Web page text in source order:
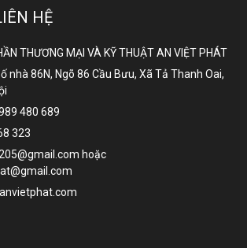
HỆ
THƯƠNG MẠI VÀ KỸ THUẬT AN VIỆT PHÁT
nhà 86N, Ngõ 86 Cầu Bưu, Xã Tả Thanh Oai,
480 689
323
hoặc